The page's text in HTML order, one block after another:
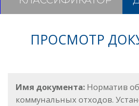
ПРОСМОТР
Имя документа: Норматив
коммунальных отходов.